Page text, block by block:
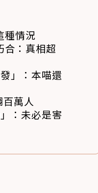
種情況
合：真相超
」：本喵還
萬人
：未必是害